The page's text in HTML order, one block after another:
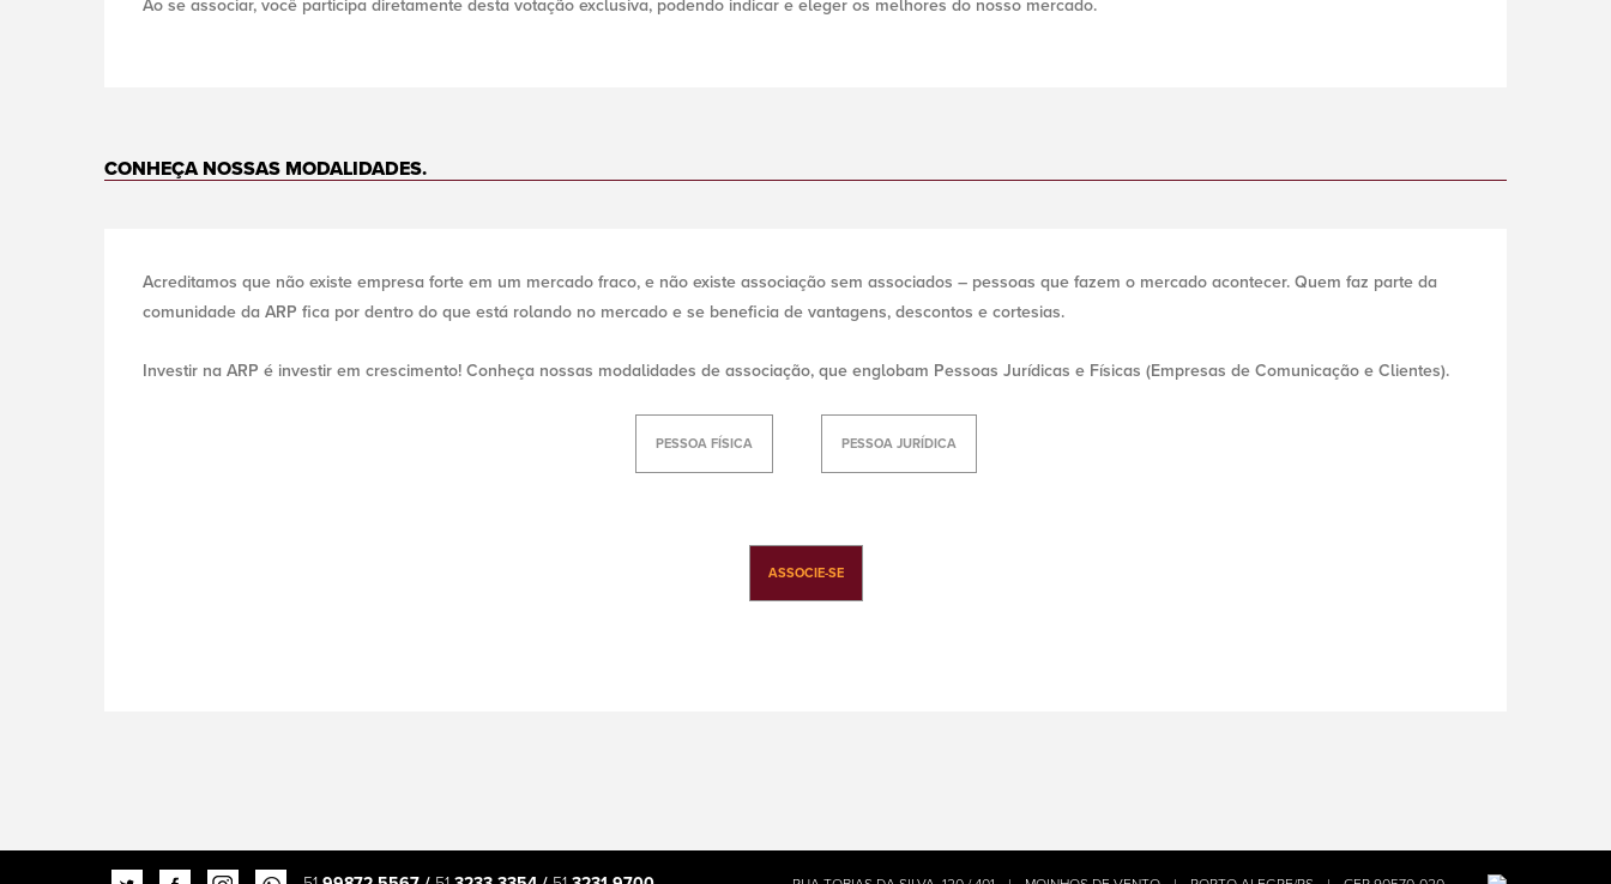
Ao se associar, você participa diretamente desta votação exclusiva, podendo indicar e eleger os melhores do nosso mercado.
CONHEÇA NOSSAS MODALIDADES.
Acreditamos que não existe empresa forte em um mercado fraco, e não existe associação sem associados – pessoas que fazem o mercado acontecer. Quem faz parte da
comunidade da ARP fica por dentro do que está rolando no mercado e se beneficia de vantagens, descontos e cortesias.
Investir na ARP é investir em crescimento! Conheça nossas modalidades de associação, que englobam Pessoas Jurídicas e Físicas (Empresas de Comunicação e Clientes).
PESSOA FÍSICA PESSOA JURÍDICA
ASSOCIE-SE